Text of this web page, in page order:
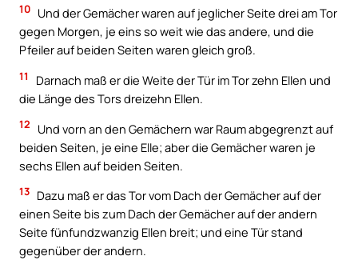
10 Und der Gemächer waren auf jeglicher Seite drei am Tor
gegen Morgen, je eins so weit wie das andere, und die
Pfeiler auf beiden Seiten waren gleich groß.
11
Darnach maß er die Weite der Tür im Tor zehn Ellen und
die Länge des Tors dreizehn Ellen.
12
Und vorn an den Gemächern war Raum abgegrenzt auf
beiden Seiten, je eine Elle; aber die Gemächer waren je
sechs Ellen auf beiden Seiten.
13 Dazu maß er das Tor vom Dach der Gemächer auf der
einen Seite bis zum Dach der Gemächer auf der andern
Seite fünfundzwanzig Ellen breit; und eine Tür stand
gegenüber der andern.